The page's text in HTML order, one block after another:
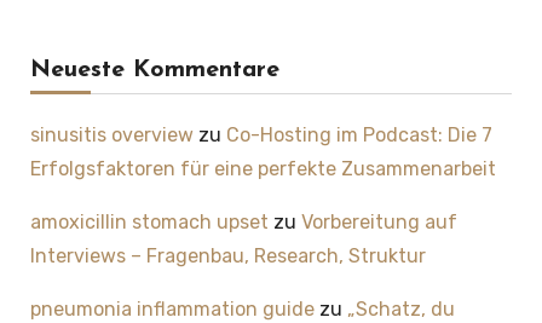
Neueste Kommentare
sinusitis overviewzu Co-Hosting im Podcast: Die 7
Erfolgsfaktoren für eine perfekte Zusammenarbeit
amoxicillin stomach upset zu Vorbereitung auf
Interviews – Fragenbau, Research, Struktur
pneumonia inflammation guidezu „Schatz, du